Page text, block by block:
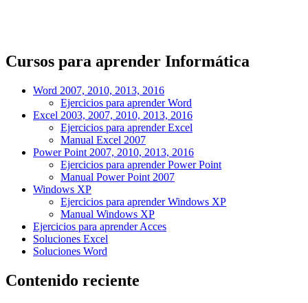
Cursos para aprender Informática
Word 2007, 2010, 2013, 2016
Ejercicios para aprender Word
Excel 2003, 2007, 2010, 2013, 2016
Ejercicios para aprender Excel
Manual Excel 2007
Power Point 2007, 2010, 2013, 2016
Ejercicios para aprender Power Point
Manual Power Point 2007
Windows XP
Ejercicios para aprender Windows XP
Manual Windows XP
Ejercicios para aprender Acces
Soluciones Excel
Soluciones Word
Contenido reciente